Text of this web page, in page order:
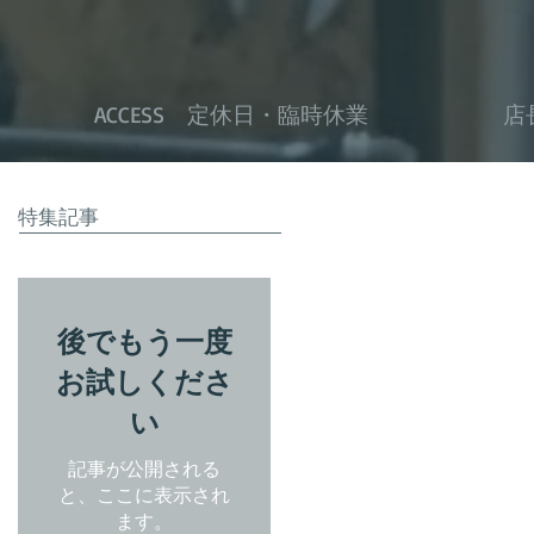
ACCESS 定休日・臨時休業 店
特集記事
後でもう一度
お試しくださ
い
記事が公開される
と、ここに表示され
ます。